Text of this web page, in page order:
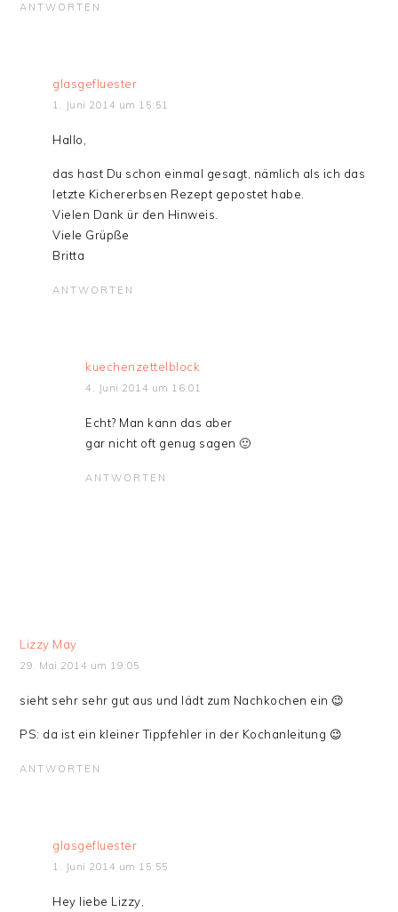
ANTWORTEN
glasgefluester
1. Juni 2014 um 15:51
Hallo,
das hast Du schon einmal gesagt, nämlich als ich das
letzte Kichererbsen Rezept gepostet habe.
Vielen Dank ür den Hinweis.
Viele Grüpße
Britta
ANTWORTEN
kuechenzettelblock
4. Juni 2014 um 16:01
Echt? Man kann das aber
gar nicht oft genug sagen 🙂
ANTWORTEN
Lizzy May
29. Mai 2014 um 19:05
sieht sehr sehr gut aus und lädt zum Nachkochen ein 😉
PS: da ist ein kleiner Tippfehler in der Kochanleitung 😉
ANTWORTEN
glasgefluester
1. Juni 2014 um 15:55
Hey liebe Lizzy,